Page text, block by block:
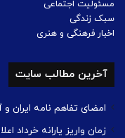
مسئولیت اجتماعی
سبک زندگی
اخبار فرهنگی و هنری
آخرین مطالب سایت
امضای تفاهم نامه ایران و
زمان واریز یارانه خرداد